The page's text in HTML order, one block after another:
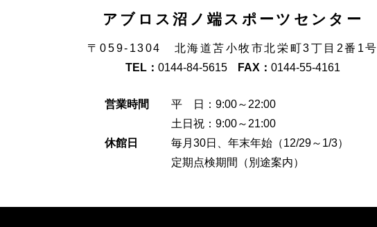
アブロス沼ノ端スポーツセンター
〒059-1304 北海道苫小牧市北栄町3丁目2番1号
TEL： 0144-84-5615 FAX： 0144-55-4161
営業時間 平 日：9:00～22:00
土日祝：9:00～21:00
休館日 毎月30日、年末年始（12/29～1/3）
定期点検期間（別途案内）